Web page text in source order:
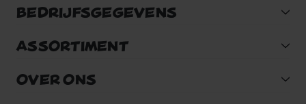
BEDRIJFSGEGEVENS
ASSORTIMENT
OVER ONS